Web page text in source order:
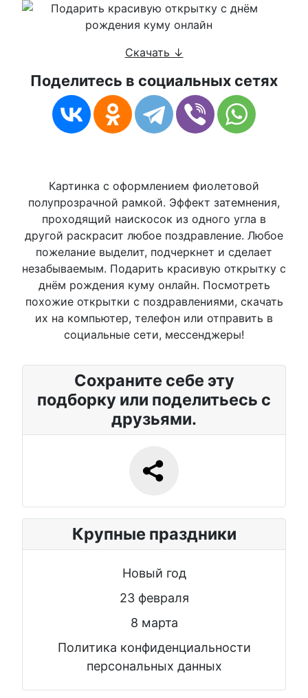
Скачать ↓
Поделитесь в социальных сетях
Картинка с оформлением фиолетовой
полупрозрачной рамкой. Эффект затемнения,
проходящий наискосок из одного угла в
другой раскрасит любое поздравление. Любое
пожелание выделит, подчеркнет и сделает
незабываемым. Подарить красивую открытку с
днём рождения куму онлайн. Посмотреть
похожие открытки с поздравлениями, скачать
их на компьютер, телефон или отправить в
социальные сети, мессенджеры!
Сохраните себе эту
подборку или поделитьесь с
друзьями.
Крупные праздники
Новый год
23 февраля
8 марта
Политика конфиденциальности
персональных данных